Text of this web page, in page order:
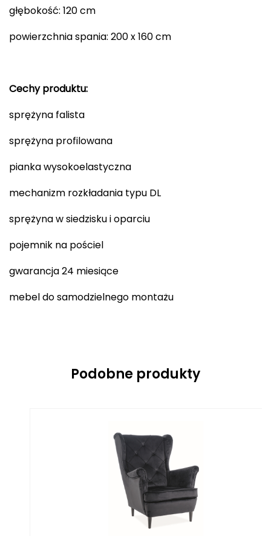
głębokość: 120 cm
powierzchnia spania: 200 x 160 cm
Cechy produktu:
sprężyna falista
sprężyna profilowana
pianka wysokoelastyczna
mechanizm rozkładania typu DL
sprężyna w siedzisku i oparciu
pojemnik na pościel
gwarancja 24 miesiące
mebel do samodzielnego montażu
Podobne produkty